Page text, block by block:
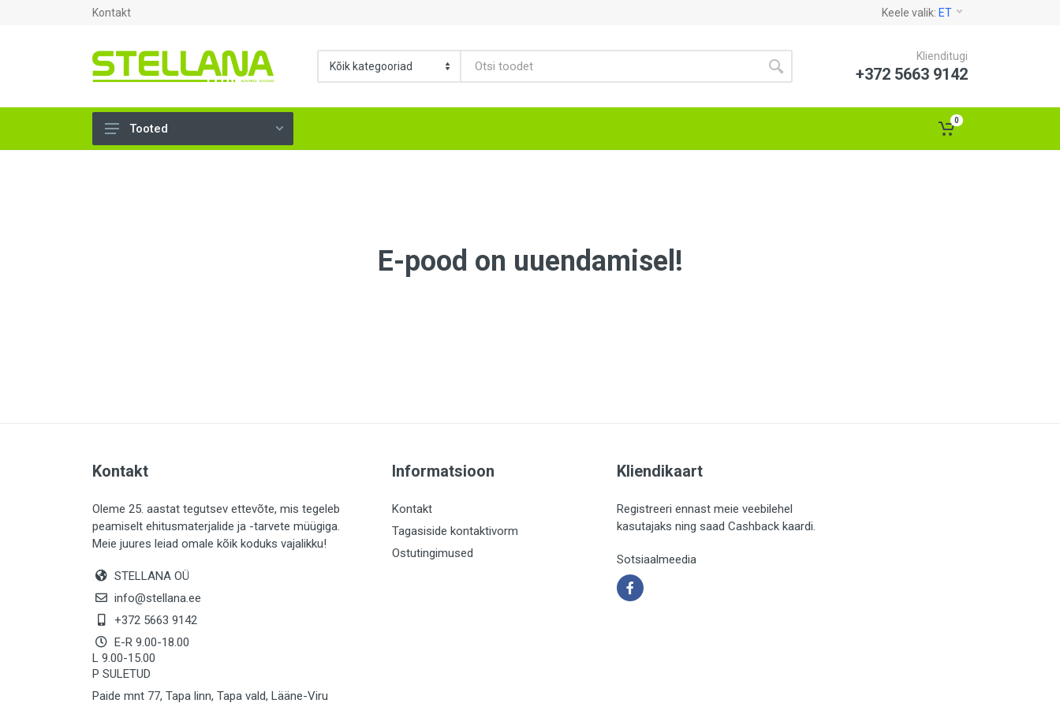
Kontakt Keele valik: ET
Klienditugi
+372 5663 9142
LIISTUD (183)
KIVID (31)
KATTED (132)
MAALRITARBED (1025)
SOOJUSTUS (16)
KEEMIA (220)
TÖÖRIIDED (117)
SAUN (8)
Tooted
0
E-pood on uuendamisel!
Kontakt
Oleme 25. aastat tegutsev ettevõte, mis tegeleb
peamiselt ehitusmaterjalide ja -tarvete müügiga.
Meie juures leiad omale kõik koduks vajalikku!
STELLANA OÜ
info@stellana.ee
+372 5663 9142
E-R 9.00-18.00
L 9.00-15.00
P SULETUD
Paide mnt 77, Tapa linn, Tapa vald, Lääne-Viru
Informatsioon
Kontakt
Tagasiside kontaktivorm
Ostutingimused
Kliendikaart
Registreeri ennast meie veebilehel
kasutajaks ning saad Cashback kaardi.
Sotsiaalmeedia